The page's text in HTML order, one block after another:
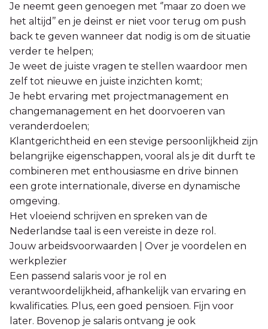
Je neemt geen genoegen met ‘’maar zo doen we
het altijd’’ en je deinst er niet voor terug om push
back te geven wanneer dat nodig is om de situatie
verder te helpen;
Je weet de juiste vragen te stellen waardoor men
zelf tot nieuwe en juiste inzichten komt;
Je hebt ervaring met projectmanagement en
changemanagement en het doorvoeren van
veranderdoelen;
Klantgerichtheid en een stevige persoonlijkheid zijn
belangrijke eigenschappen, vooral als je dit durft te
combineren met enthousiasme en drive binnen
een grote internationale, diverse en dynamische
omgeving.
Het vloeiend schrijven en spreken van de
Nederlandse taal is een vereiste in deze rol.
Jouw arbeidsvoorwaarden | Over je voordelen en
werkplezier
Een passend salaris voor je rol en
verantwoordelijkheid, afhankelijk van ervaring en
kwalificaties. Plus, een goed pensioen. Fijn voor
later. Bovenop je salaris ontvang je ook